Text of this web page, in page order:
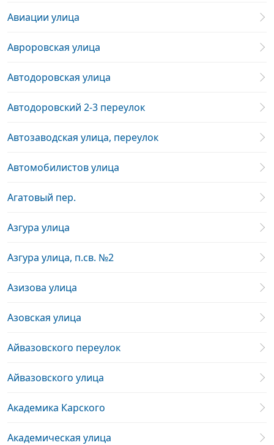
Авиации улица
Авроровская улица
Автодоровская улица
Автодоровский 2-3 переулок
Автозаводская улица, переулок
Автомобилистов улица
Агатовый пер.
Азгура улица
Азгура улица, п.св. №2
Азизова улица
Азовская улица
Айвазовского переулок
Айвазовского улица
Академика Карского
Академическая улица